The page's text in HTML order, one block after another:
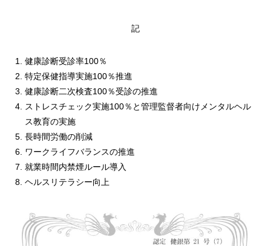
記
健康診断受診率100％
特定保健指導実施100％推進
健康診断二次検査100％受診の推進
ストレスチェック実施100％と管理監督者向けメンタルヘル
ス教育の実施
長時間労働の削減
ワークライフバランスの推進
就業時間内禁煙ルール導入
ヘルスリテラシー向上